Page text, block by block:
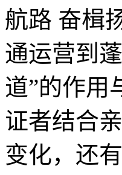
航路 奋楫
通运营到
道”的作用
证者结合
变化，还